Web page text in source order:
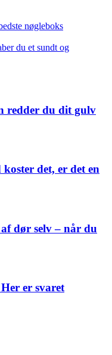
nøgleboks
du et sundt og
redder du dit gulv
det, er det en
dør selv – når du
er svaret